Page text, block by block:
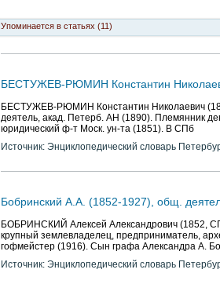
Упоминается в статьях (11)
БЕСТУЖЕВ-РЮМИН Константин
БЕСТУЖЕВ-РЮМИН Константин Николаевич
деятель, акад. Петерб. АН (1890). Племянник
юридический ф-т Моск. ун-та (1851). В СПб
Источник: Энциклопедический словарь
Бобринский А.А. (1852-1927), общ.
БОБРИНСКИЙ Алексей Александрович (1852,
крупный землевладелец, предприниматель,
гофмейстер (1916). Сын графа Александра А.
Источник: Энциклопедический словарь